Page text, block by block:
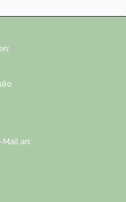
Mail an: